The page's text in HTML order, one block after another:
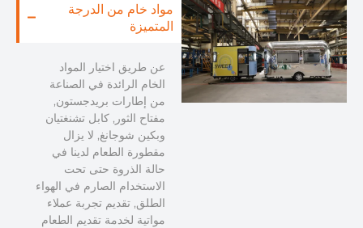
مواد خام من الدرجة
المتميزة
عن طريق اختيار المواد
الخام الرائدة في الصناعة
من إطارات بريدجستون,
مفتاح الثور, كابل تشنغتيان
وبكين شوجانغ, لا يزال
مقطورة الطعام لدينا في
حالة الذروة حتى تحت
الاستخدام الصارم في الهواء
الطلق, تقديم تجربة عملاء
مواتية لخدمة تقديم الطعام